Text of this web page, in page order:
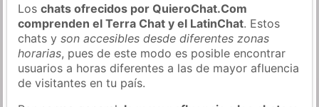
Loschats ofrecidos por QuieroChat.Com
comprenden el Terra Chat y el LatinChat. Estos
chats yson accesibles desde diferentes zonas
horarias, pues de este modo es posible encontrar
usuarios a horas diferentes a las de mayor afluencia
de visitantes en tu país.